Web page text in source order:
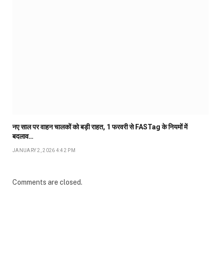
नए साल पर वाहन चालकों को बड़ी राहत, 1 फरवरी से FASTag के नियमों में
बदलाव…
JANUARY 2, 2026 4:42 PM
Comments are closed.